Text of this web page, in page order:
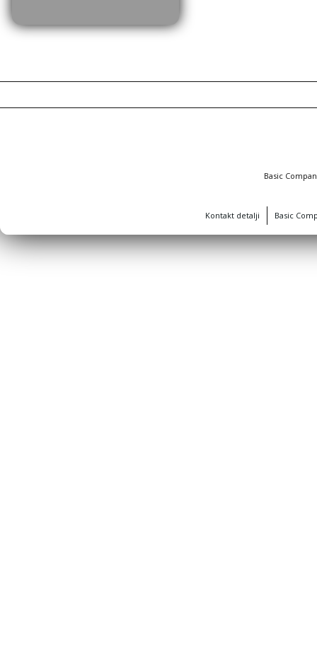
Basic
Kontakt detalji Basic